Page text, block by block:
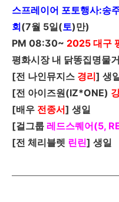
스프레이어 포토행사:송
회(7월 5일(토)만)
PM 08:30~ 2025 대구
평화시장 내 닭똥집명물
[전 나인뮤지스 경리] 생
[전 아이즈원(IZ*ONE)
[배우 전종서] 생일
[걸그룹 레드스퀘어(5,
[전 체리블렛 린린] 생일